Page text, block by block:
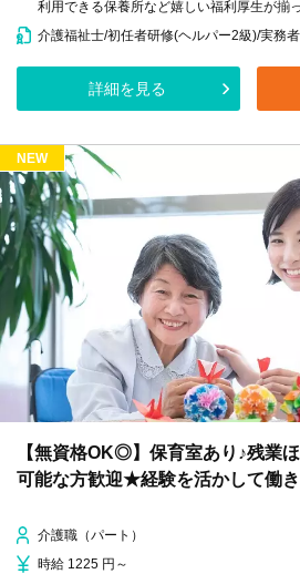
利用できる保養所など嬉しい福利厚生が揃
介護福祉士/初任者研修(ヘルパー2級)/実務
詳細を見る
NEW
【無資格OK◎】保育室あり♪残業
可能な方歓迎★経験を活かして働
介護職（パート）
時給 1225 円～